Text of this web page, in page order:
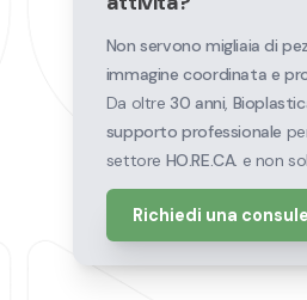
Non servono migliaia di
immagine coordinata e
Da oltre30 anni
supporto professionale
settore HO.RE.CA. e non
Richiedi una